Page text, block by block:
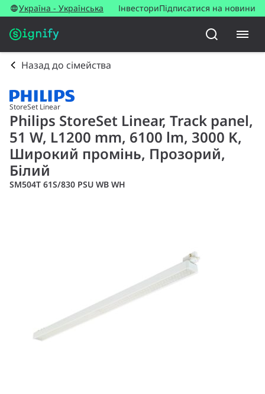
Україна - Українська ІнвесториПідписатися на новини
Назад до сімейства
StoreSet Linear
Philips StoreSet Linear, Track panel,
51 W, L1200 mm, 6100 lm, 3000 K,
Широкий промінь, Прозорий,
Білий
SM504T 61S/830 PSU WB WH